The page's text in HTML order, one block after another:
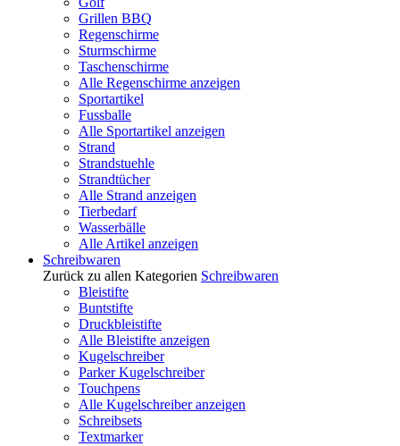
Grillen BBQ
Regenschirme
Sturmschirme
Taschenschirme
Alle Regenschirme anzeigen
Sportartikel
Fussballe
Alle Sportartikel anzeigen
Strand
Strandstuehle
Strandtücher
Alle Strand anzeigen
Tierbedarf
Wasserbälle
Alle Artikel anzeigen
Schreibwaren
Zurück zu allen Kategorien Schreibwaren
Bleistifte
Buntstifte
Druckbleistifte
Alle Bleistifte anzeigen
Kugelschreiber
Parker Kugelschreiber
Touchpens
Alle Kugelschreiber anzeigen
Schreibsets
Textmarker